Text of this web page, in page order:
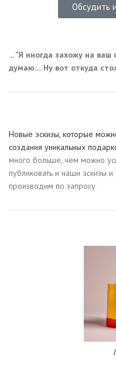
Обсудить
... "Я иногда захожу на ваш
думаю.... Ну вот откуда
Новые эскизы, которые
создания уникальных
много больше, чем можно
публиковать и наши эскизы
производим по запросу